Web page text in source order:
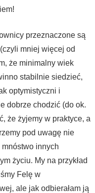
przeznaczone są
mniej więcej od
że minimalny wiek
stabilnie siedzieć,
optymistyczni i
dobrze chodzić (do ok.
że żyjemy w praktyce, a
pod uwagę nie
innych
życiu. My na przykład
Felę w
ale jak odbierałam ją